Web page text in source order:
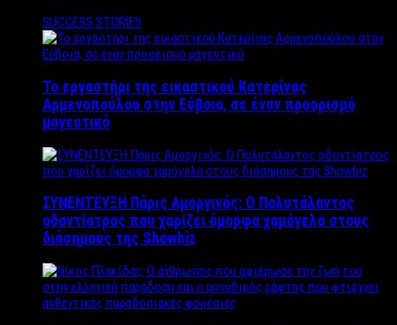
SUCCESS STORIES
Το εργαστήρι της εικαστικού Κατερίνας
Αρμενοπούλου στην Εύβοια, σε έναν προορισμό
μαγευτικό
ΣΥΝΕΝΤΕΥΞΗ Πάρις Αμοργινός: O Πολυτάλαντος
οδοντίατρος που χαρίζει όμορφα χαμόγελα στους
διάσημους της Showbiz